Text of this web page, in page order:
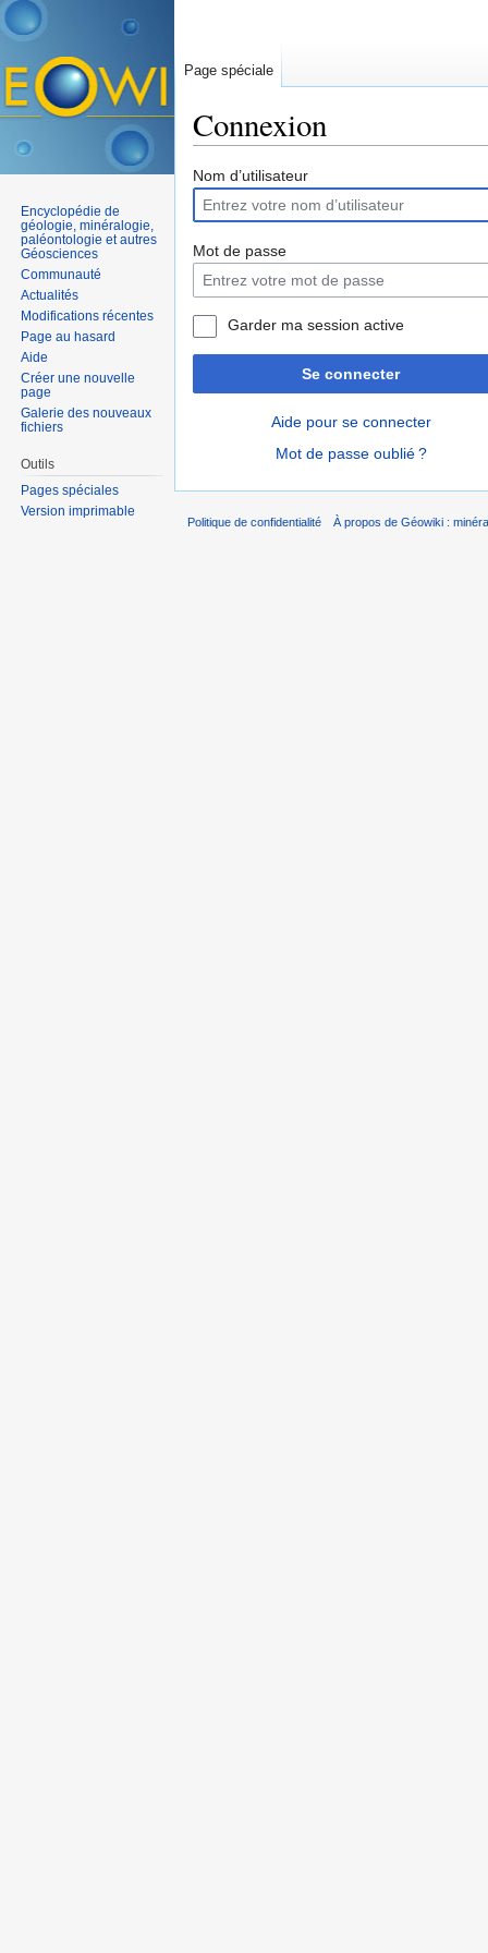
Connexion
Nom d’utilisateur
Mot de passe
Garder ma session active
Se connecter
Aide pour se connecter
Mot de passe oublié ?
Page spéciale
Encyclopédie de
géologie, minéralogie,
paléontologie et autres
Géosciences
Communauté
Actualités
Modifications récentes
Page au hasard
Aide
Créer une nouvelle
page
Galerie des nouveaux
fichiers
Outils
Pages spéciales
Version imprimable
Politique de confidentialité À propos de Géowiki :